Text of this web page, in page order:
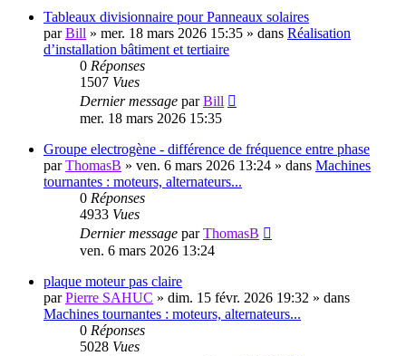
Tableaux divisionnaire pour Panneaux solaires
parBill » mer. 18 mars 2026 15:35 » dans Réalisation
d’installation bâtiment et tertiaire
0 Réponses
1507 Vues
Dernier message parBill
mer. 18 mars 2026 15:35
Groupe electrogène - différence de fréquence entre phase
parThomasB » ven. 6 mars 2026 13:24 » dans Machines
tournantes : moteurs, alternateurs...
0 Réponses
4933 Vues
Dernier message parThomasB
ven. 6 mars 2026 13:24
plaque moteur pas claire
parPierre SAHUC » dim. 15 févr. 2026 19:32 » dans
Machines tournantes : moteurs, alternateurs...
0 Réponses
5028 Vues